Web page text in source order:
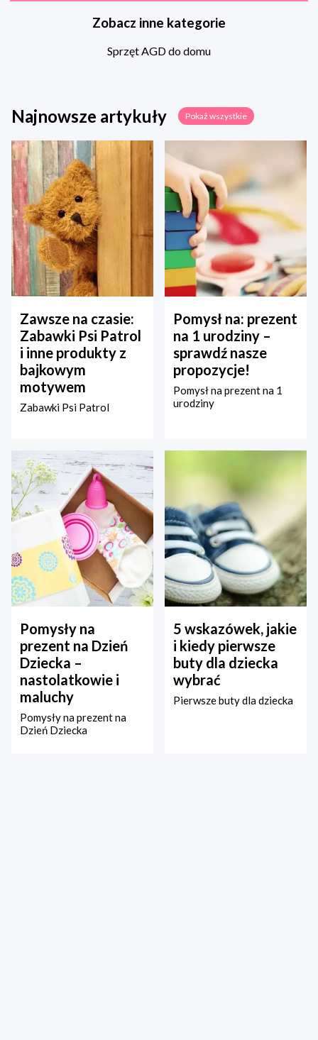
Zobacz inne kategorie
Sprzęt AGD do domu
Najnowsze artykuły Pokaż wszystkie
Zawsze na czasie:
Zabawki Psi Patrol
i inne produkty z
bajkowym
motywem
Zabawki Psi Patrol
Pomysł na: prezent
na 1 urodziny –
sprawdź nasze
propozycje!
Pomysł na prezent na 1
urodziny
Pomysły na
prezent na Dzień
Dziecka –
nastolatkowie i
maluchy
Pomysły na prezent na
Dzień Dziecka
5 wskazówek, jakie
i kiedy pierwsze
buty dla dziecka
wybrać
Pierwsze buty dla dziecka